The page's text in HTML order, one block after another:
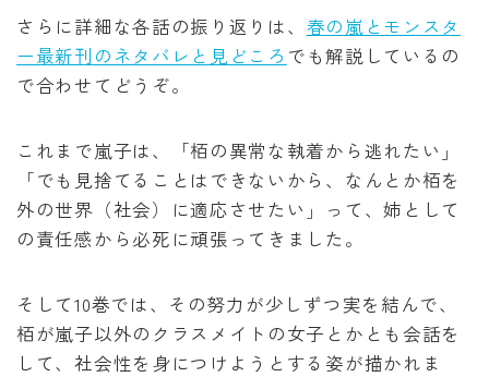
さらに詳細な各話の振り返りは、 春の嵐とモンスタ
ー最新刊のネタバレと見どころ でも解説しているの
で合わせてどうぞ。
これまで嵐子は、「栢の異常な執着から逃れたい」
「でも見捨てることはできないから、なんとか栢を
外の世界（社会）に適応させたい」って、姉として
の責任感から必死に頑張ってきました。
そして10巻では、その努力が少しずつ実を結んで、
栢が嵐子以外のクラスメイトの女子とかとも会話を
して、社会性を身につけようとする姿が描かれま